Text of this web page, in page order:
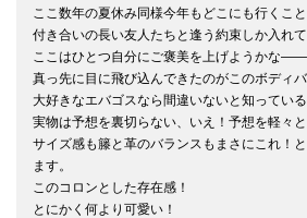
ここ数年の夏休み同様今年もどこにも行くこと
付き合いの長い友人たちと逢う約束しか入れて
ここはひとつ自分にご褒美を上げようかな――
真っ先に目に飛び込んできたのがこのボディバ
大好きなエバゴスなら間違いないと知ってい
実物は予想を裏切らない、いえ！予想を軽々と
サイズ感も籐と革のバランスもまさにこれ！
ます。
このコロンとした存在感！
とにかく何より可愛い！